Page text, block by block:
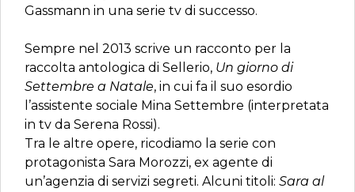
Gassmann in una serie tv di successo.
Sempre nel 2013 scrive un racconto per la
raccolta antologica di Sellerio, Un giorno di
Settembre a Natale, in cui fa il suo esordio
l’assistente sociale Mina Settembre (interpretata
in tv da Serena Rossi).
Tra le altre opere, ricodiamo la serie con
protagonista Sara Morozzi, ex agente di
un’agenzia di servizi segreti. Alcuni titoli: Sara al